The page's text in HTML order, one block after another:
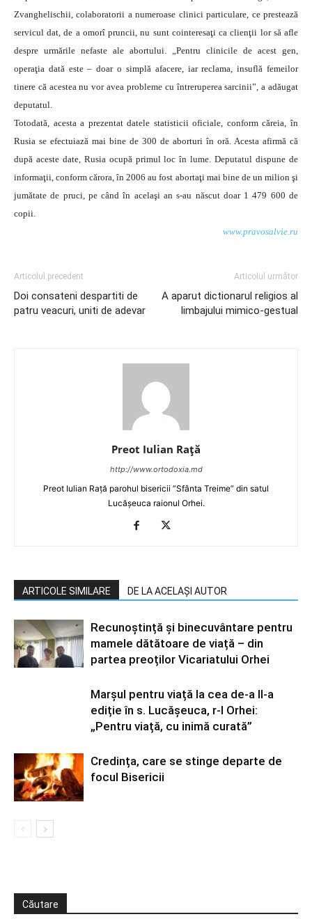
Zvanghelischii, colaboratorii a numeroase clinici particulare, ce prestează
servicul dat, de a omorî pruncii, nu sunt cointeresaţi ca clienţii lor să afle
despre urmările nefaste ale abortului. „Pentru clinicile de acest gen,
operaţia dată este – doar o simplă afacere, iar reclama, insuflă femeilor
tinere că acestea nu vor avea probleme cu întreruperea sarcinii”, a adăugat
deputatul.
Totodată, acesta a prezentat datele statisticii oficiale, conform căreia, în
Rusia se efectuiază mai bine de 300 de aborturi în oră. Acesta afirmă că
după aceste date, Rusia ocupă primul loc în lume. Deputatul dispune de
informaţii, conform cărora, în 2006 au fost abortaţi mai bine de un milion şi
jumătate de pruci, pe când în acelaşi an s-au născut doar 1 479 600 de
copii.
www.pravosalvie.ru
Articolul precedent
Doi consateni despartiti de
patru veacuri, uniti de adevar
Articolul următor
A aparut dictionarul religios al
limbajului mimico-gestual
Preot Iulian Raţă
http://www.ortodoxia.md
Preot Iulian Rață parohul bisericii ”Sfânta Treime” din satul
Lucășeuca raionul Orhei.
ARTICOLE SIMILARE DE LA ACELAȘI AUTOR
Recunoștință și binecuvântare pentru
mamele dătătoare de viață – din
partea preoților Vicariatului Orhei
Marșul pentru viață la cea de-a II-a
ediție în s. Lucășeuca, r-l Orhei:
„Pentru viață, cu inimă curată”
Credința, care se stinge departe de
focul Bisericii
Căutare